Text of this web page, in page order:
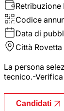
Retribuzione
Codice
Data di
Città Rovetta
La persona
tecnico.-
Candidati